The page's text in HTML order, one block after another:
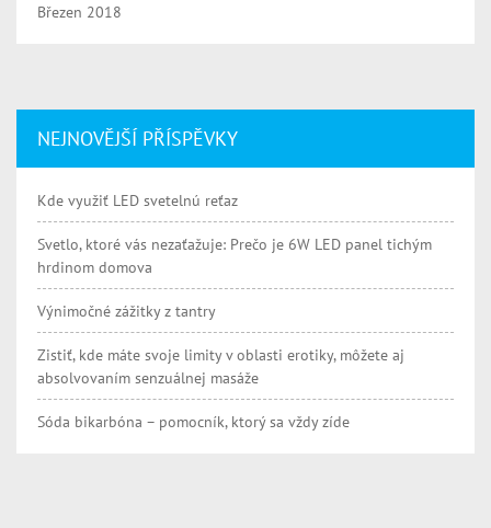
Březen 2018
NEJNOVĚJŠÍ PŘÍSPĚVKY
Kde využiť LED svetelnú reťaz
Svetlo, ktoré vás nezaťažuje: Prečo je 6W LED panel tichým
hrdinom domova
Výnimočné zážitky z tantry
Zistiť, kde máte svoje limity v oblasti erotiky, môžete aj
absolvovaním senzuálnej masáže
Sóda bikarbóna – pomocník, ktorý sa vždy zíde